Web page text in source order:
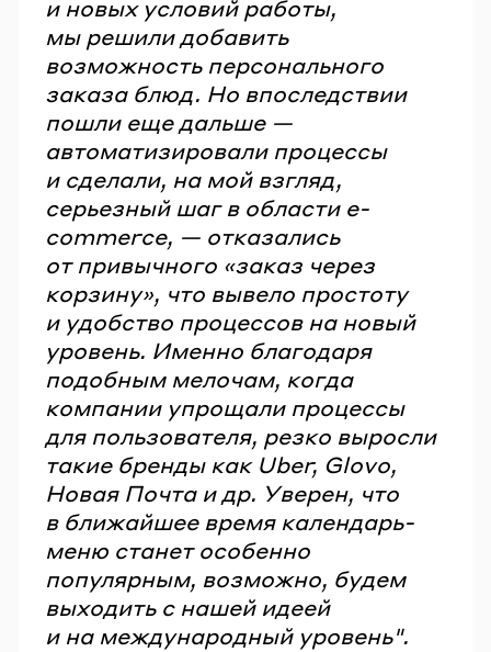
и новых условий работы,
мы решили добавить
возможность персонального
заказа блюд. Но впоследствии
пошли еще дальше —
автоматизировали процессы
и сделали, на мой взгляд,
серьезный шаг в области e-
commerce, — отказались
от привычного «заказ через
корзину», что вывело простоту
и удобство процессов на новый
уровень. Именно благодаря
подобным мелочам, когда
компании упрощали процессы
для пользователя, резко выросли
такие бренды как Uber, Glovo,
Новая Почта и др. Уверен, что
в ближайшее время календарь-
меню станет особенно
популярным, возможно, будем
выходить с нашей идеей
и на международный уровень".